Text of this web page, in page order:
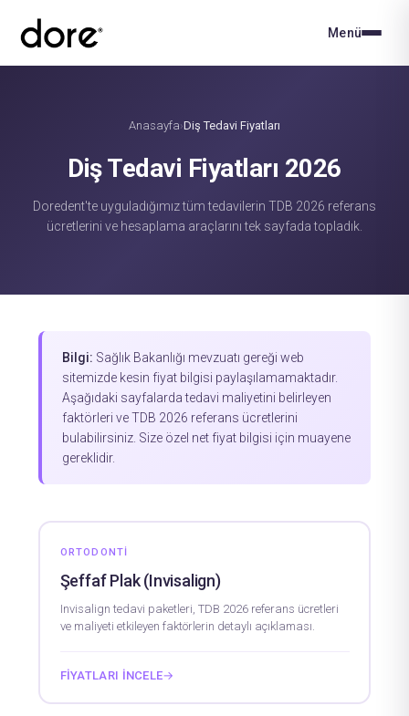
Menü
Anasayfa›Diş Tedavi Fiyatları
Diş Tedavi Fiyatları 2026
Doredent'te uyguladığımız tüm tedavilerin TDB 2026 referans
ücretlerini ve hesaplama araçlarını tek sayfada topladık.
Bilgi: Sağlık Bakanlığı mevzuatı gereği web
sitemizde kesin fiyat bilgisi paylaşılamamaktadır.
Aşağıdaki sayfalarda tedavi maliyetini belirleyen
faktörleri ve TDB 2026 referans ücretlerini
bulabilirsiniz. Size özel net fiyat bilgisi için muayene
gereklidir.
ORTODONTI
Şeffaf Plak (Invisalign)
Invisalign tedavi paketleri, TDB 2026 referans ücretleri
ve maliyeti etkileyen faktörlerin detaylı açıklaması.
FIYATLARI İNCELE→